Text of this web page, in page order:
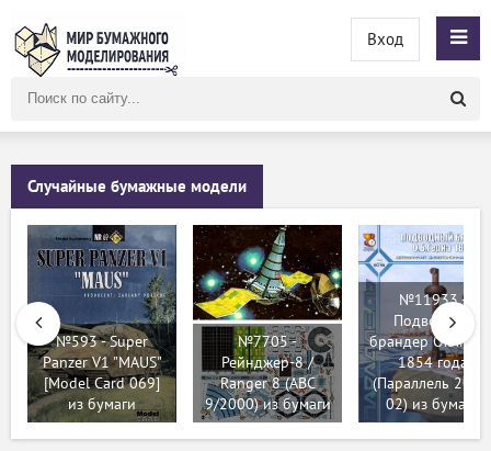
сайту
Вход
Случайные бумажные модели
№593 - Super
Panzer V1 "MAUS"
[Model Card 069]
из бумаги
№7705 -
Рейнджер-8 /
Ranger 8 (ABC
9/2000) из бумаги
№11933 -
Подводный
брандер
1854 года
(Параллель
02) из бумаги